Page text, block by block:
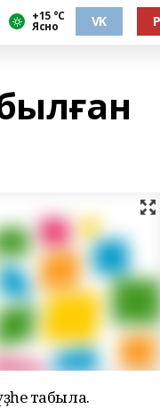
+15 °С
Ясно VK
табыла.